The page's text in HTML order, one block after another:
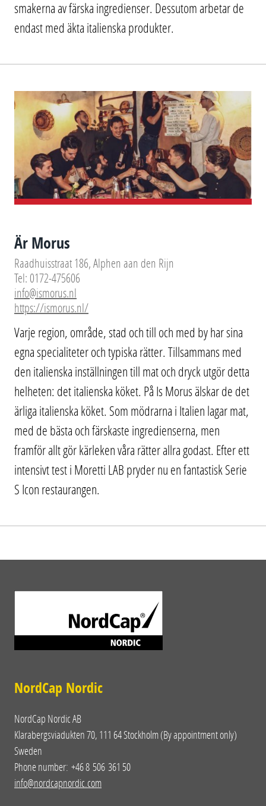
smakerna av färska ingredienser. Dessutom arbetar de
endast med äkta italienska produkter.
Är Morus
Raadhuisstraat 186, Alphen aan den Rijn
Tel: 0172-475606
info@ismorus.nl
https://ismorus.nl/
Varje region, område, stad och till och med by har sina
egna specialiteter och typiska rätter. Tillsammans med
den italienska inställningen till mat och dryck utgör detta
helheten: det italienska köket. På Is Morus älskar de det
ärliga italienska köket. Som mödrarna i Italien lagar mat,
med de bästa och färskaste ingredienserna, men
framför allt gör kärleken våra rätter allra godast. Efter ett
intensivt test i Moretti LAB pryder nu en fantastisk Serie
S Icon restaurangen.
NordCap Nordic
NordCap Nordic AB
Klarabergsviadukten 70, 111 64 Stockholm (By appointment only)
Sweden
Phone number: +46 8 506 361 50
info@nordcapnordic.com